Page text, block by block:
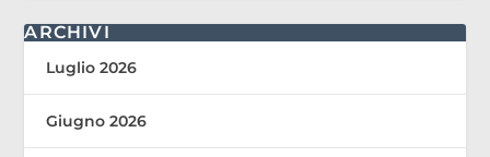
ARCHIVI
Luglio 2026
Giugno 2026